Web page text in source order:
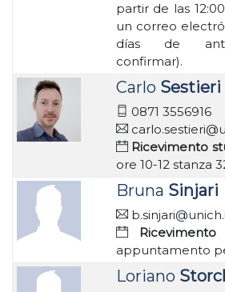
partir de las
un correo
días de
confirmar).
Carlo Sestieri
0871 3556916
Ricevimento
ore 10-12 stanza
Bruna Sinjari
appuntamento
Loriano